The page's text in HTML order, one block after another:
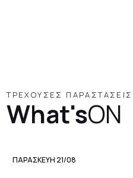
ΤΡΕΧΟΥΣΕΣ ΠΑΡΑΣΤΑΣΕΙΣ
What'sON
ΠΑΡΑΣΚΕΥΉ 21/08